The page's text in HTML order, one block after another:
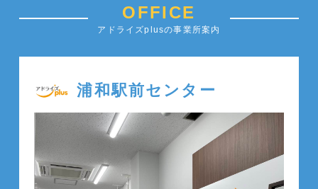
OFFICE
アドライズplusの事業所案内
浦和駅前センター